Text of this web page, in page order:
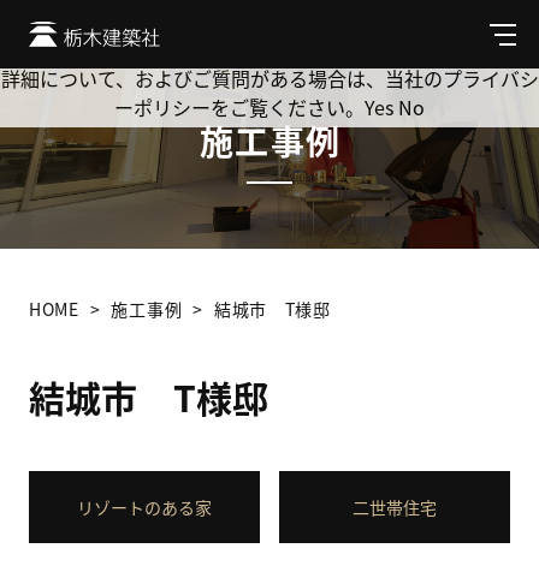
メ
ニ
ュ
施工事例
HOME 施工事例 結城市 T様邸
結城市 T様邸
リゾートのある家 二世帯住宅
Cookie を使用して、お客様の活動を追跡してもよろしいです
か? 当社ではお客様のプライバシーを極めて重視しています。
詳細について、およびご質問がある場合は、当社のプライバシ
ーポリシーをご覧ください。 Yes No